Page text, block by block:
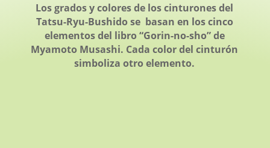
Los grados y colores de los cinturones del
Tatsu-Ryu-Bushido se basan en los cinco
elementos del libro “Gorin-no-sho” de
Myamoto Musashi. Cada color del cinturón
simboliza otro elemento.